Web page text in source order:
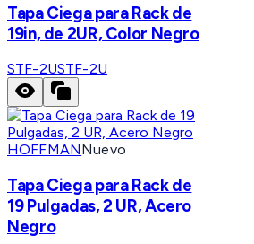
Tapa Ciega para Rack de
19in, de 2UR, Color Negro
STF-2USTF-2U
HOFFMANNuevo
Tapa Ciega para Rack de
19 Pulgadas, 2 UR, Acero
Negro